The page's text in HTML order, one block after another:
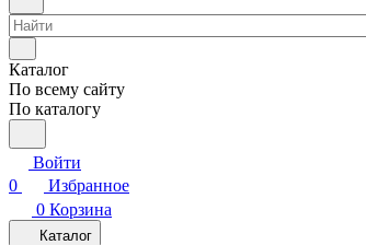
Каталог
По всему сайту
По каталогу
Войти
0
Избранное
0 Корзина
Каталог